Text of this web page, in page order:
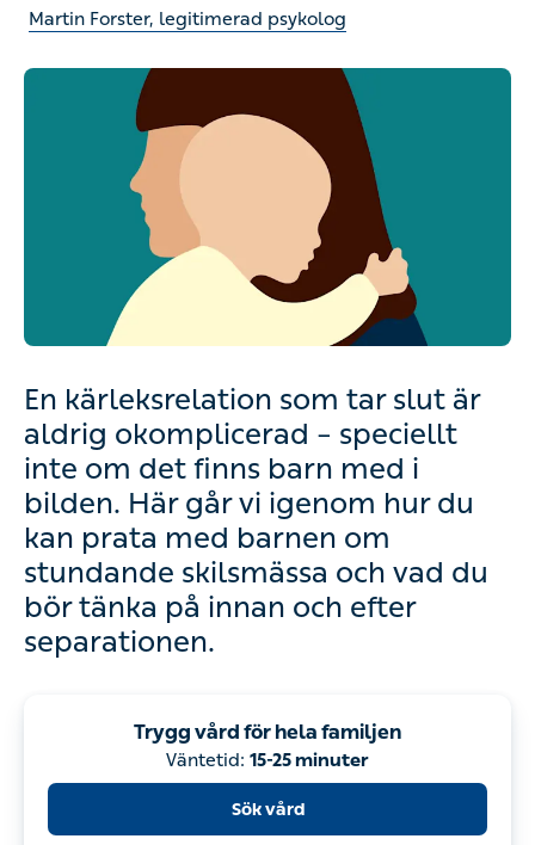
Martin Forster, legitimerad psykolog
En kärleksrelation som tar slut är
aldrig okomplicerad – speciellt
inte om det finns barn med i
bilden. Här går vi igenom hur du
kan prata med barnen om
stundande skilsmässa och vad du
bör tänka på innan och efter
separationen.
Trygg vård för hela familjen
Väntetid: 15-25 minuter
Sök vård